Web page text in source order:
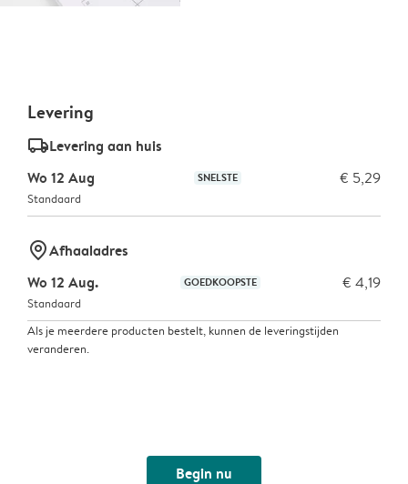
Levering
delivery_standard_v2Levering aan huis
Wo 12 Aug
SNELSTE € 5,29
Standaard
marker-pinAfhaaladres
Wo 12 Aug.
GOEDKOOPSTE € 4,19
Standaard
Als je meerdere producten bestelt, kunnen de leveringstijden
veranderen.
Begin nu